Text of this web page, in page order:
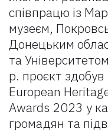
співпрацю із
музеєм,
Донецьким
та
р. проєкт
European
Awards 2023 у
громадян та